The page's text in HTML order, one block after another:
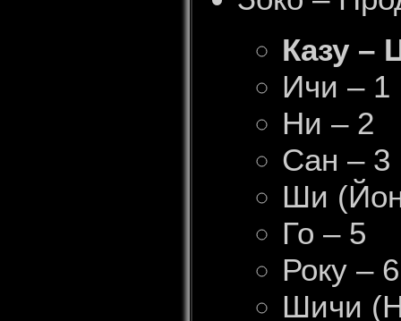
Казу –
Ичи – 1
Ни – 2
Сан – 3
Ши
Го – 5
Року – 6
Шичи